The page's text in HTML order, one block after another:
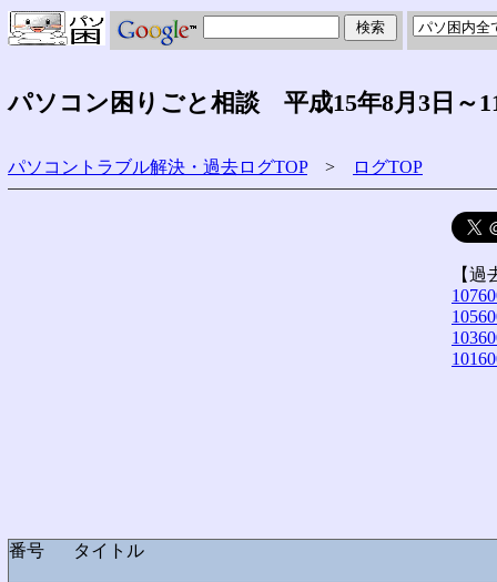
パソコン困りごと相談 平成15年8月3日～
パソコントラブル解決・過去ログTOP> ログTOP
【
番号 タイトル